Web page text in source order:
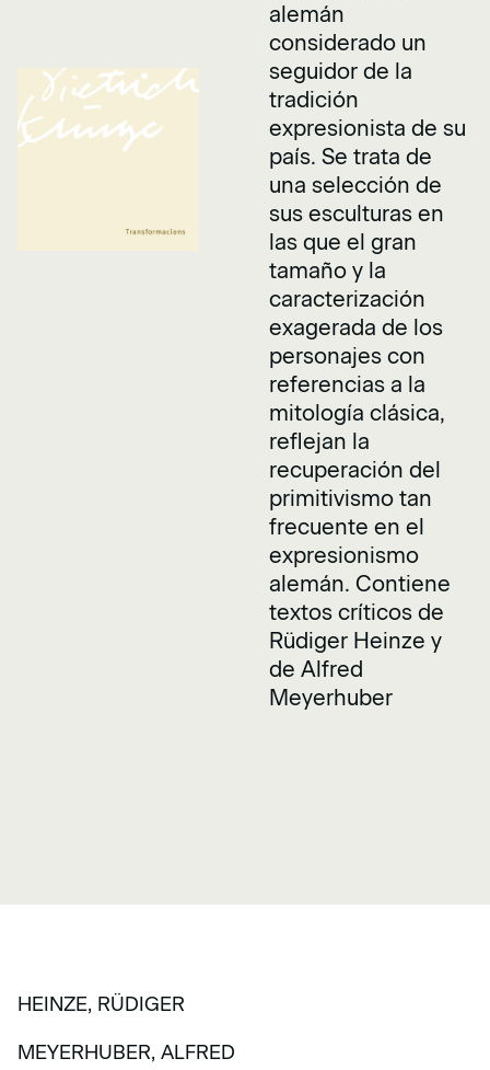
alemán
considerado un
seguidor de la
tradición
expresionista de su
país. Se trata de
una selección de
sus esculturas en
las que el gran
tamaño y la
caracterización
exagerada de los
personajes con
referencias a la
mitología clásica,
reflejan la
recuperación del
primitivismo tan
frecuente en el
expresionismo
alemán. Contiene
textos críticos de
Rüdiger Heinze y
de Alfred
Meyerhuber
HEINZE, RÜDIGER
MEYERHUBER, ALFRED